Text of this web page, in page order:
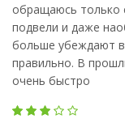
обращаюсь только
подвели и даже
больше убеждают
правильно. В
очень быстро